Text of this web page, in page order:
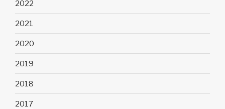
2022
2021
2020
2019
2018
2017